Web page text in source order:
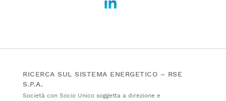
RICERCA SUL SISTEMA ENERGETICO – RSE
S.P.A.
Società con Socio Unico soggetta a direzione e